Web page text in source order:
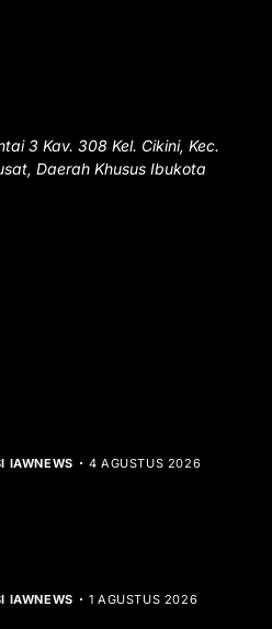
3 Kav. 308 Kel. Cikini, Kec.
Daerah Khusus Ibukota
IAWNEWS 4 AGUSTUS 2026
IAWNEWS 1 AGUSTUS 2026